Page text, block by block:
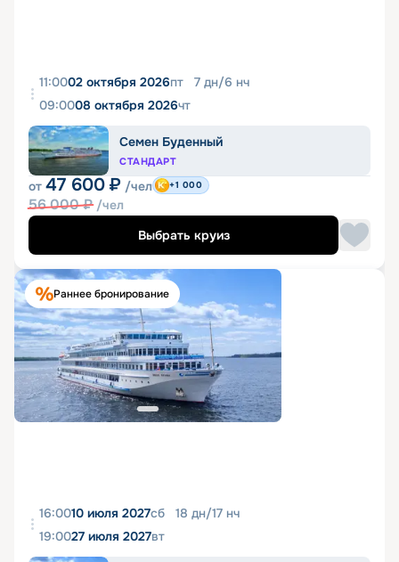
11:0002 октября 2026пт 7 дн/6 нч
09:0008 октября 2026чт
Семен Буденный
СТАНДАРТ
от 47 600 ₽ /чел
56 000₽ /чел
+1 000
Выбрать круиз
Раннее бронирование
16:0010 июля 2027сб 18 дн/17 нч
19:0027 июля 2027вт